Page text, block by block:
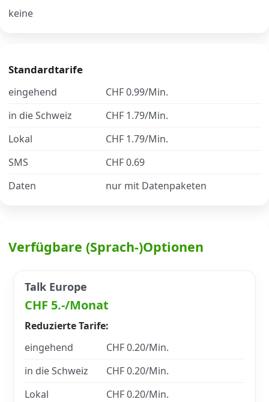
News
Über uns
Datenschutz Impressum
keine
Standardtarife
eingehend
CHF 0.99/Min.
in die Schweiz
CHF 1.79/Min.
Lokal
CHF 1.79/Min.
SMS
CHF 0.69
Daten
nur mit Datenpaketen
Verfügbare (Sprach-)Optionen
Talk Europe
CHF 5.-/Monat
Reduzierte Tarife:
eingehend
CHF 0.20/Min.
in die Schweiz
CHF 0.20/Min.
Lokal
CHF 0.20/Min.